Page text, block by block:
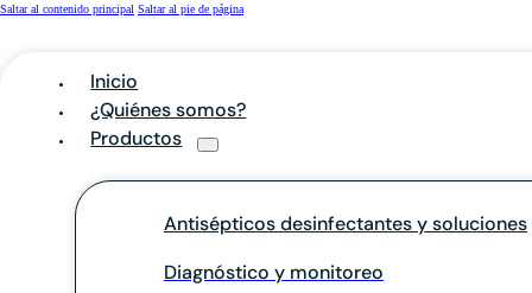
Saltar al contenido principal Saltar al pie de página
Inicio
¿Quiénes somos?
Productos
Antisépticos desinfectantes y soluciones
Diagnóstico y monitoreo